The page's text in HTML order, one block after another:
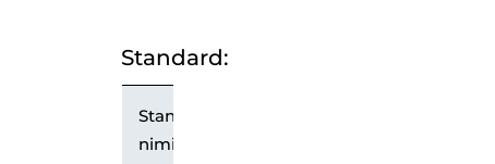
Standard:
Standardne
nimi